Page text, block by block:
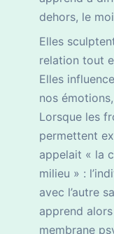
dehors, le
Elles
relation tout
Elles
nos
Lorsque les
permettent
appelait « la
milieu » :
avec l’autre
apprend
membrane